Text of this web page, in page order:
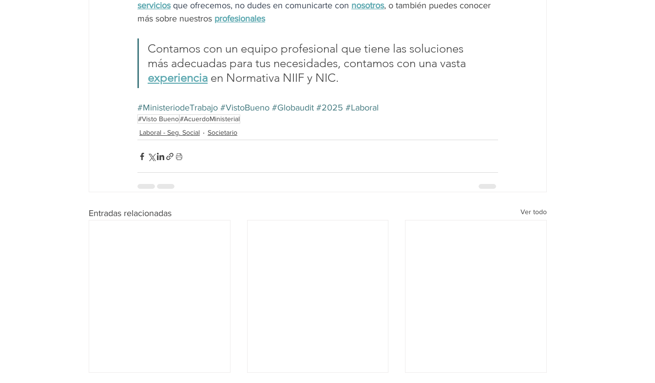
servicios que ofrecemos, no dudes en comunicarte con nosotros, o también puedes conocer
más sobre nuestros profesionales
Contamos con un equipo profesional que tiene las soluciones
más adecuadas para tus necesidades, contamos con una vasta
experiencia en Normativa NIIF y NIC.
#MinisteriodeTrabajo #VistoBueno #Globaudit #2025 #Laboral
#Visto Bueno#AcuerdoMinisterial
Laboral - Seg. Social
Societario
Entradas relacionadas Ver todo